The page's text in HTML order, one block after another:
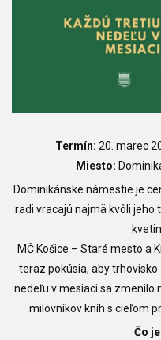
Termín: 20. marec
Miesto:
Dominikánske námestie je
radi vracajú najmä kvôli
MČ Košice – Staré mesto a
teraz pokúsia, aby trhovisko
nedeľu v mesiaci sa zmenilo
milovníkov kníh s cieľom
Čo